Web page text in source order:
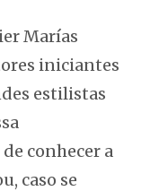
Marías
iniciantes
estilistas
conhecer a
caso se